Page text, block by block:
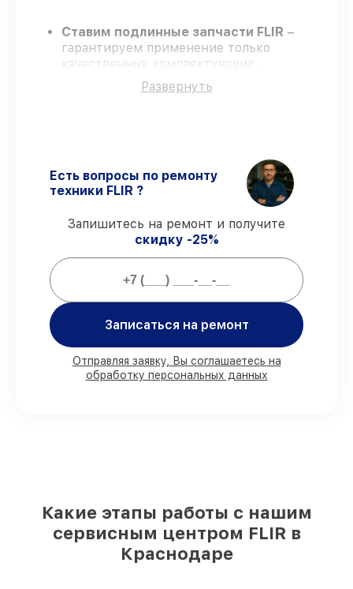
Ставим подлинные запчасти FLIR –
гарантируем применение только
качественных комплектующих.
Опытные мастера
отбор, что гарантирует качество
435001203 строго по договоренности.
Официальная гарантия
– все работы и
запчасти защищены официальной
Мы гарантируем:
80%
деталей FLIR готовы к установке в
Краснодаре, остальные доступны для
срочного заказа
Оригинальные комплектующие FLIR и
Развернуть
Есть вопросы по ремонту
техники FLIR ?
Запишитесь на ремонт и получите
скидку -25%
Записаться на ремонт
Отправляя заявку, Вы соглашаетесь на
обработку персональных данных
Какие этапы работы с нашим
сервисным центром FLIR в
Краснодаре